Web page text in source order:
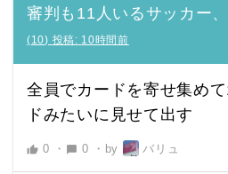
審判も11人いるサッカー
(10) 投稿: 10時間前
全員でカードを寄せ集め
ドみたいに見せて出す
thumb_up 0 ・ chat_bubble 0 ・ by バリュ